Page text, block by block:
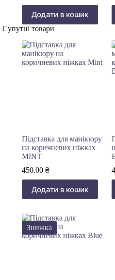
Додати в кошик
Супутні товари
Підставка для манікюру
на коричневих ніжках
MINT
450.00 ₴
Додати в кошик
Знижка